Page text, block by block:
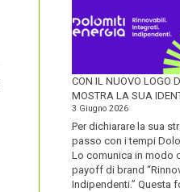
CON IL NUOVO LOGO
MOSTRA LA SUA
3 Giugno 2026
Per dichiarare la sua
passo con i tempi
Lo comunica in modo
payoff di brand
Indipendenti.” Questa